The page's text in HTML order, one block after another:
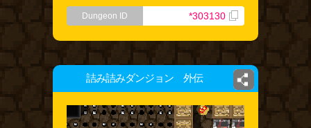
Dungeon ID *303130
詰み詰みダンジョン 外伝